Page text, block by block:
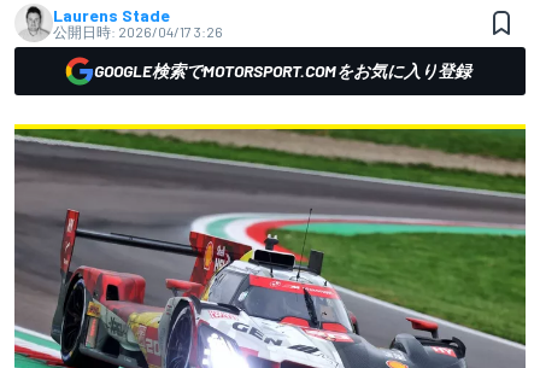
Laurens Stade
公開日時: 2026/04/17 3:26
GOOGLE検索でMOTORSPORT.COMをお気に入り登録